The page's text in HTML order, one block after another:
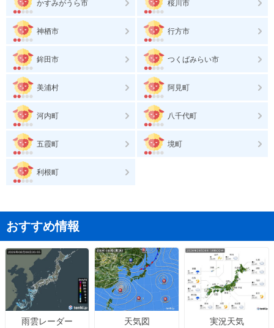
かすみがうら市 桜川市
神栖市 行方市
鉾田市 つくばみらい市
美浦村 阿見町
河内町 八千代町
五霞町 境町
利根町
おすすめ情報
雨雲レーダー 天気図 実況天気